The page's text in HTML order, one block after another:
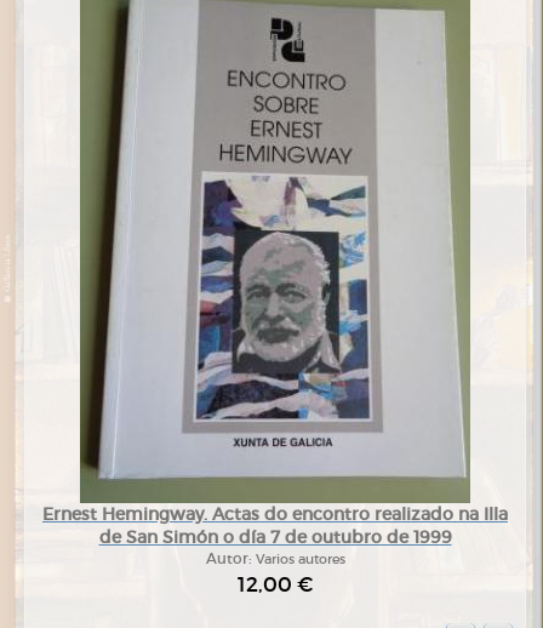
Ernest Hemingway. Actas do encontro realizado na Illa
de San Simón o día 7 de outubro de 1999
Autor: Varios autores
12,00 €